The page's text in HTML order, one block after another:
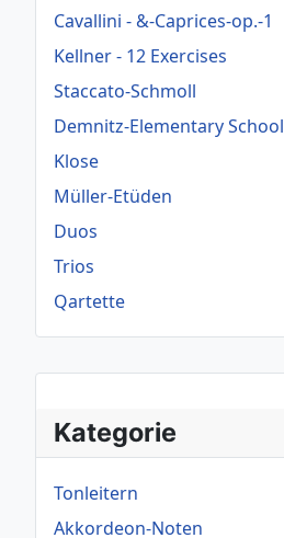
Kategorie
Tonleitern
Akkordeon-Noten
Cavallini - &-Caprices-op.-1
Kellner - 12 Exercises
Staccato-Schmoll
Demnitz-Elementary School
Klose
Müller-Etüden
Duos
Trios
Qartette